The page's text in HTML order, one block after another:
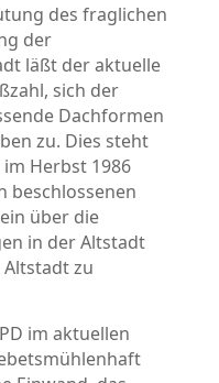
des fraglichen
der
läßt der aktuelle
sich der
Dachformen
zu. Dies steht
Herbst 1986
beschlossenen
über die
in der Altstadt
zu
im aktuellen